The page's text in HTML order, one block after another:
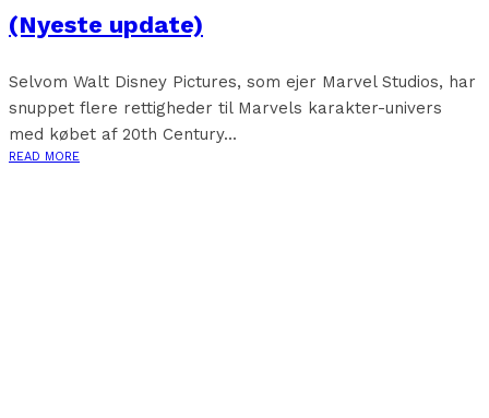
(Nyeste update)
Selvom Walt Disney Pictures, som ejer Marvel Studios, har
snuppet flere rettigheder til Marvels karakter-univers
med købet af 20th Century...
READ MORE